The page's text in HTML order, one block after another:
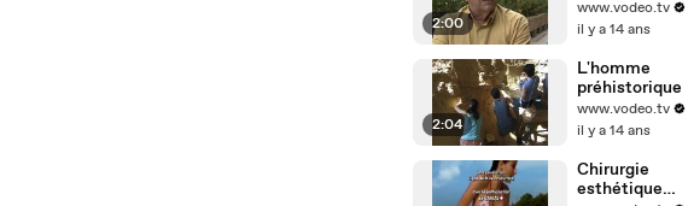
2:00
bombe
www.vodeo.tv
il y a 14 ans
2:04
L'homme
préhistorique
www.vodeo.tv
il y a 14 ans
Chirurgie
esthétique